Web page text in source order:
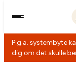
P.g.a. systembyte
dig om det skulle